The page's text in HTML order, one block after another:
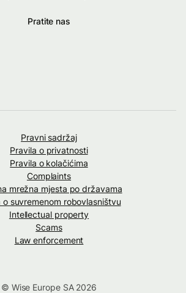
Pratite nas
Pravni sadržaj
Pravila o privatnosti
Pravila o kolačićima
Complaints
mrežna mjesta po državama
o suvremenom robovlasništvu
Intellectual property
Scams
Law enforcement
© Wise Europe SA 2026